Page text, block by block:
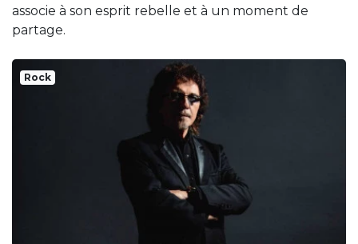
associe à son esprit rebelle et à un moment de
partage.
Rock